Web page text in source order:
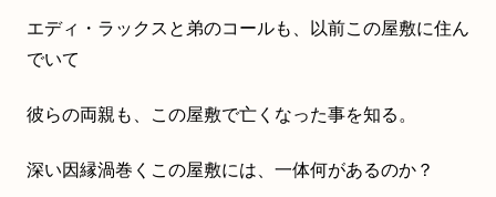
エディ・ラックスと弟のコールも、以前この屋敷に住ん
でいて
彼らの両親も、この屋敷で亡くなった事を知る。
深い因縁渦巻くこの屋敷には、一体何があるのか？